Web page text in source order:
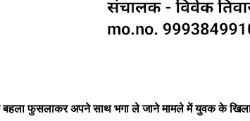
बहला फुसलाकर अपने साथ भगा ले जाने मामले में युवक के